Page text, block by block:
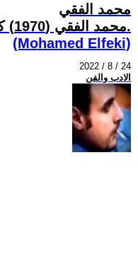
محمد الفقي
محمد الفقي (1970) كاتب عربي من مصر.
(Mohamed Elfeki)
2022 / 8 / 24
الادب والفن